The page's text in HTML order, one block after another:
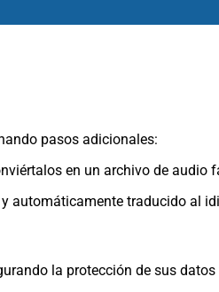
pasos adicionales:
en un archivo de audio
automáticamente traducido al
la protección de sus